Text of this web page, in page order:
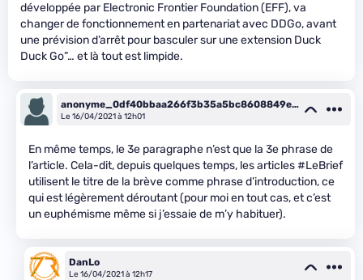
développée par Electronic Frontier Foundation (EFF), va
changer de fonctionnement en partenariat avec DDGo, avant
une prévision d’arrêt pour basculer sur une extension Duck
Duck Go”… et là tout est limpide.
anonyme_0df40bbaa266f3b35a5bc8608849e6
bb
Le 16/04/2021 à 12h01
En même temps, le 3e paragraphe n’est que la 3e phrase de
l’article. Cela-dit, depuis quelques temps, les articles #LeBrief
utilisent le titre de la brève comme phrase d’introduction, ce
qui est légèrement déroutant (pour moi en tout cas, et c’est
un euphémisme même si j’essaie de m’y habituer).
DanLo
Le 16/04/2021 à 12h17